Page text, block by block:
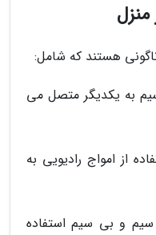
هستند که شامل:
به یکدیگر متصل می
از امواج رادیویی به
سیم و بی سیم استفاده